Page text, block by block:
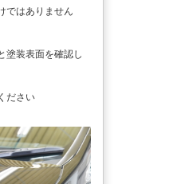
ではありません
塗装表面を確認し
ださい